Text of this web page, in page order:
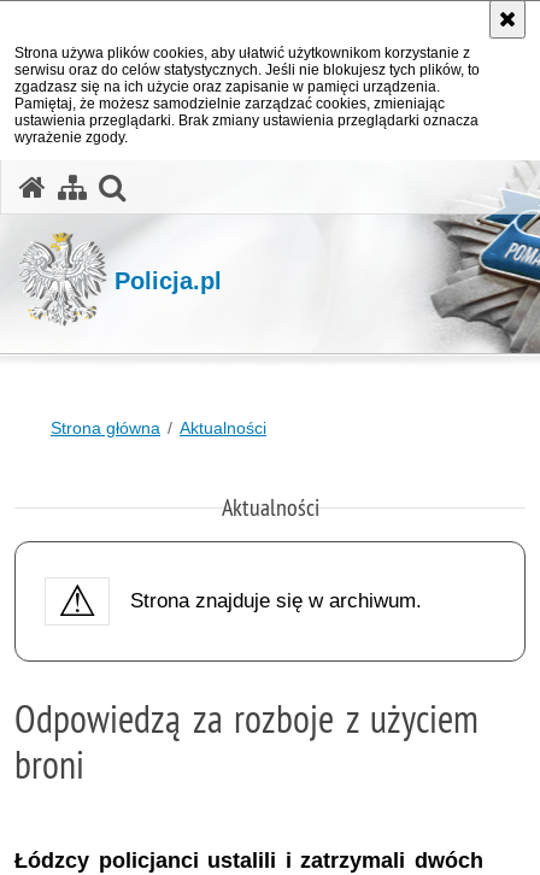
Strona używa plików cookies, aby ułatwić użytkownikom korzystanie z
serwisu oraz do celów statystycznych. Jeśli nie blokujesz tych plików, to
zgadzasz się na ich użycie oraz zapisanie w pamięci urządzenia.
Pamiętaj, że możesz samodzielnie zarządzać cookies, zmieniając
ustawienia przeglądarki. Brak zmiany ustawienia przeglądarki oznacza
wyrażenie zgody.
Policja.pl
Strona główna Aktualności
Aktualności
Strona znajduje się w archiwum.
Odpowiedzą za rozboje z użyciem
broni
Łódzcy policjanci ustalili i zatrzymali dwóch